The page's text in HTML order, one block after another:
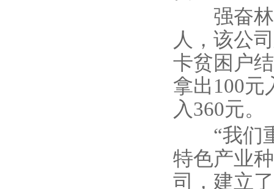
强奋林
人，该公
卡贫困户
拿出100元
入360元。
“我们重
特色产业
司，建立